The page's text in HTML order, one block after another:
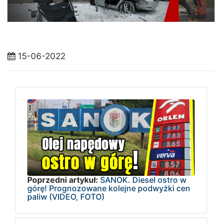
15-06-2022
Poprzedni artykuł: SANOK. Diesel ostro w
górę! Prognozowane kolejne podwyżki cen
paliw (VIDEO, FOTO)